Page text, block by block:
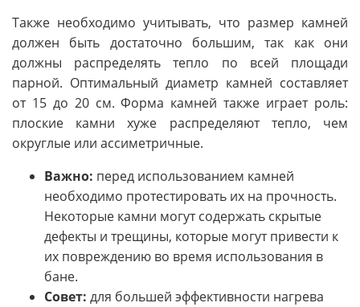
Также необходимо учитывать, что размер камней
должен быть достаточно большим, так как они
должны распределять тепло по всей площади
парной. Оптимальный диаметр камней составляет
от 15 до 20 см. Форма камней также играет роль:
плоские камни хуже распределяют тепло, чем
округлые или ассиметричные.
Важно: перед использованием камней
необходимо протестировать их на прочность.
Некоторые камни могут содержать скрытые
дефекты и трещины, которые могут привести к
их повреждению во время использования в
бане.
Совет: для большей эффективности нагрева